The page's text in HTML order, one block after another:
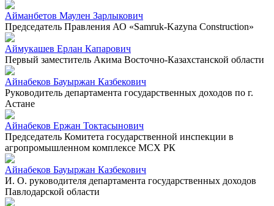
Айманбетов Маулен Зарлыкович
Председатель Правления АО «Samruk-Kazyna Construction»
Аймукашев Ерлан Капарович
Первый заместитель Акима Восточно-Казахстанской области
Айнабеков Бауыржан Казбекович
Руководитель департамента государственных доходов по г.
Астане
Айнабеков Ержан Токтасынович
Председатель Комитета государственной инспекции в
агропромышленном комплексе МСХ РК
Айнабеков Бауыржан Казбекович
И. О. руководителя департамента государственных доходов
Павлодарской области